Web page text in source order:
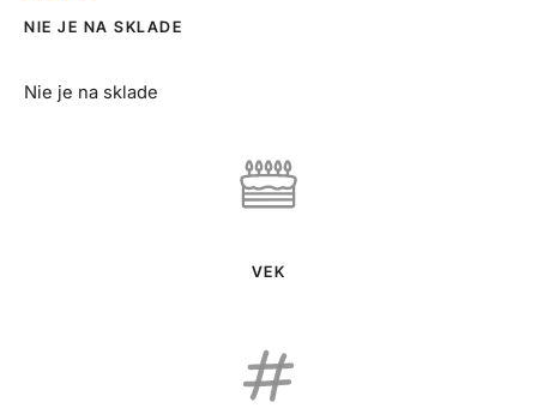
NIE JE NA SKLADE
Nie je na sklade
VEK